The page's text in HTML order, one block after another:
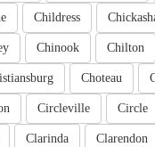
Childress
Chilton
Chinook
Choteau
Circle
Circleville
Clarendon
Clarinda